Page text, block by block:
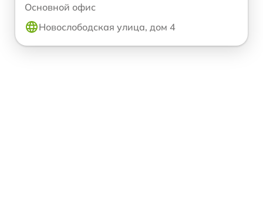
Основной офис
Новослободская улица, дом 4